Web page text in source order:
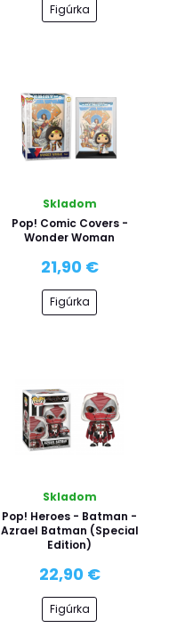
Figúrka
Skladom
Pop! Comic Covers -
Wonder Woman
21,90 €
Figúrka
Skladom
Pop! Heroes - Batman -
Azrael Batman (Special
Edition)
22,90 €
Figúrka